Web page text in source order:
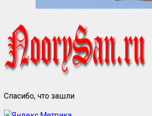
Спасибо, что зашли